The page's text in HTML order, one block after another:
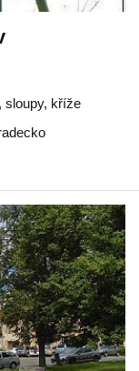
sloupy, kříže